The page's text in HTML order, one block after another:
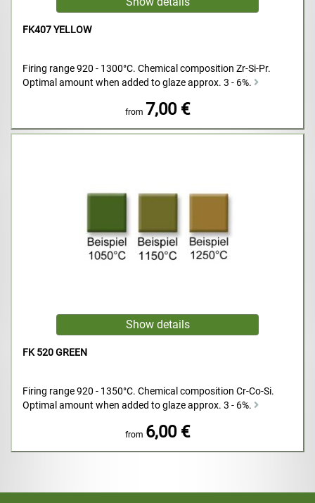
FK407 YELLOW
Firing range 920 - 1300°C. Chemical composition Zr-Si-Pr.
Optimal amount when added to glaze approx. 3 - 6%.
from 7,00 €
FK 520 GREEN
Firing range 920 - 1350°C. Chemical composition Cr-Co-Si.
Optimal amount when added to glaze approx. 3 - 6%.
from 6,00 €